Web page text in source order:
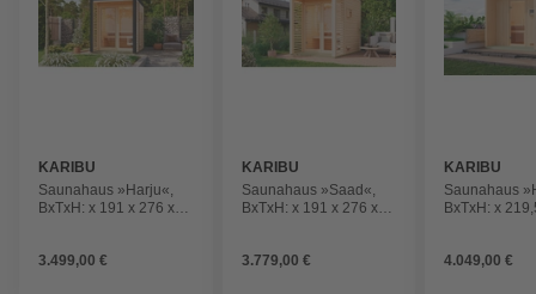
KARIBU
Saunahaus »Harju«,
BxTxH: x 191 x 276 x
3.499,00 €
KARIBU
Saunahaus »Saad«,
BxTxH: x 191 x 276 x
3.779,00 €
KARIBU
Saunahaus
BxTxH: x
4.049,00 €